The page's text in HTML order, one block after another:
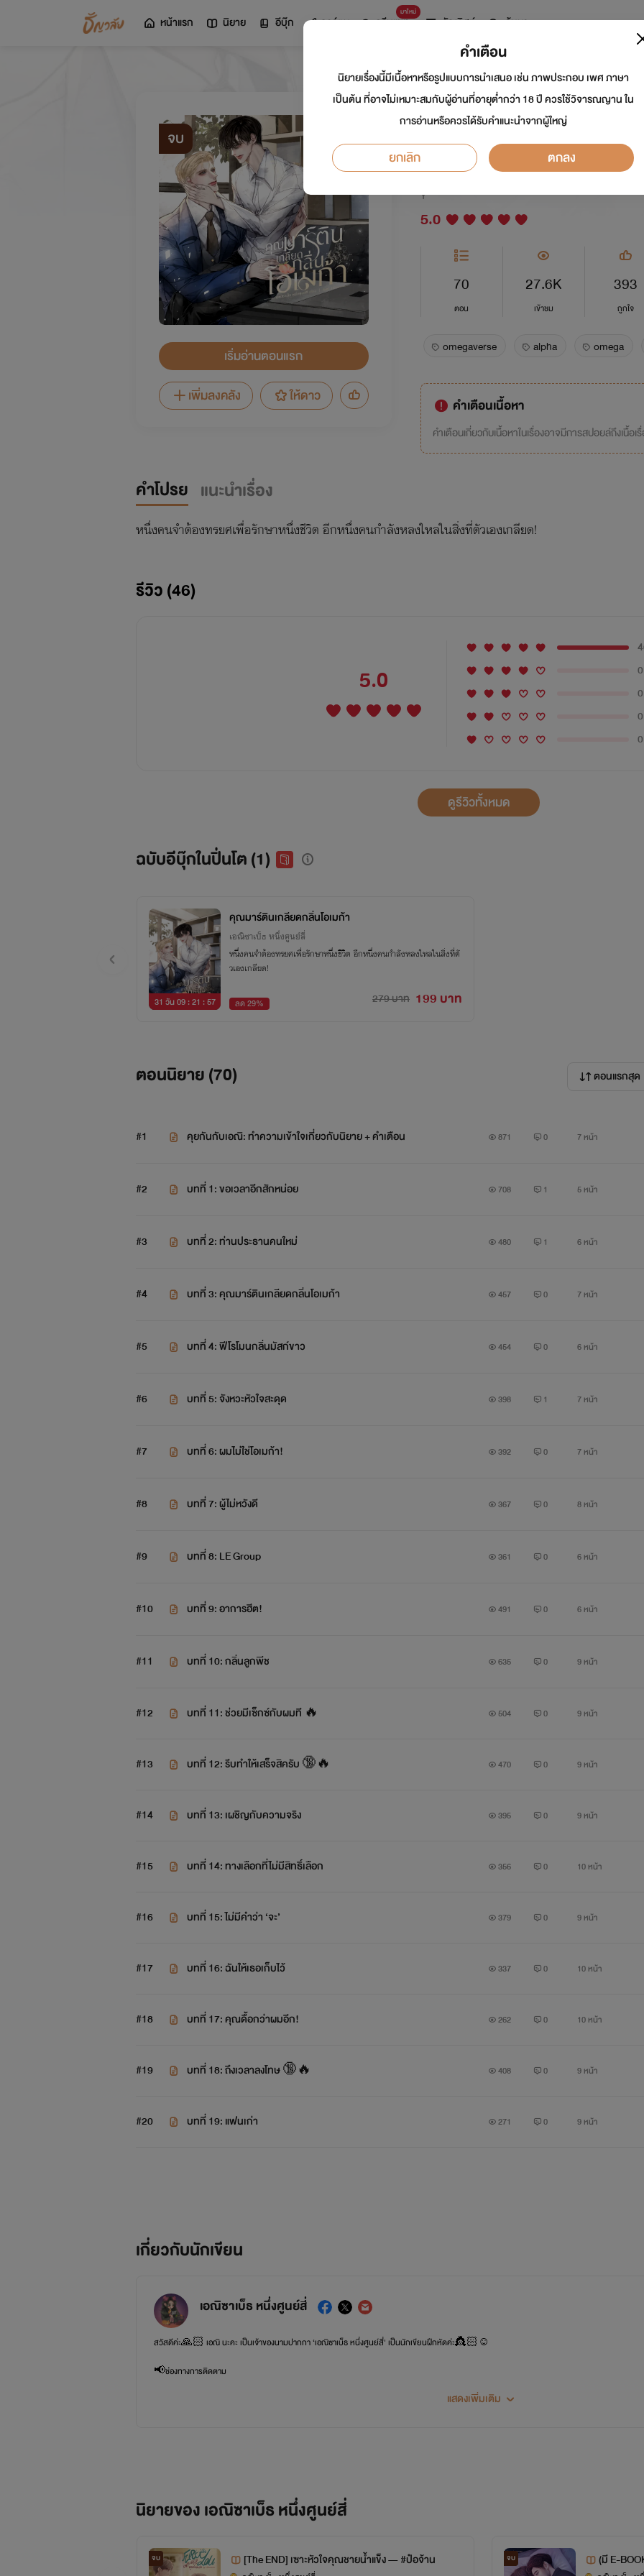
หน้าแรก นิยาย อีบุ๊ก การ์ตูน
มาใหม่
ดรีมแชท ธัญลิสต์ ค้นหา
จบ
เริ่มอ่านตอนแรก
เพิ่มลงคลัง
ให้ดาว
คุณมาร์ตินเกลียดก
(Omegaverse)
นักเขียน:เอณิซาเบ็ธ หนึ่งศูนย์สี่ นักวาด: Joel
Y
5.0
70
ตอน
27.6K
เข้าชม
393
ถูกใจ
omegaverse alpha omega
คำเตือนเนื้อหา
คำเตือนเกี่ยวกับเนื้อหาในเรื่องอาจมีการสปอยล์ถึงเนื้อเ
คำโปรย แนะนำเรื่อง
หนึ่งคนจำต้องทรยศเพื่อรักษาหนึ่งชีวิต อีกหนึ่งคนกำลังหลงใหลในสิ่งที่ตัวเองเกลียด!
รีวิว (46)
5.0
0
0
0
0
ดูรีวิวทั้งหมด
ฉบับอีบุ๊กในปิ่นโต (1)
31 วัน 09 : 21 : 56
คุณมาร์ตินเกลียดกลิ่นโอเมก้า
เอณิซาเบ็ธ หนึ่งศูนย์สี่
หนึ่งคนจำต้องทรยศเพื่อรักษาหนึ่งชีวิต อีกหนึ่งคนกำลังหลงใหลในสิ่งที่ตั
วเองเกลียด!
ลด 29% 279 บาท 199 บาท
ตอนนิยาย (70) ตอนแรกสุด
#1 คุยกันกับเอณิ: ทำความเข้าใจเกี่ยวกับนิยาย + คำเตือน 871 0 7 หน้า
#2 บทที่ 1: ขอเวลาอีกสักหน่อย 708 1 5 หน้า
#3 บทที่ 2: ท่านประธานคนใหม่ 480 1 6 หน้า
#4 บทที่ 3: คุณมาร์ตินเกลียดกลิ่นโอเมก้า 457 0 7 หน้า
#5 บทที่ 4: ฟีโรโมนกลิ่นมัสก์ขาว 454 0 6 หน้า
#6 บทที่ 5: จังหวะหัวใจสะดุด 398 1 7 หน้า
#7 บทที่ 6: ผมไม่ใช่โอเมก้า! 392 0 7 หน้า
#8 บทที่ 7: ผู้ไม่หวังดี 367 0 8 หน้า
#9 บทที่ 8: LE Group 361 0 6 หน้า
#10 บทที่ 9: อาการฮีต! 491 0 6 หน้า
#11 บทที่ 10: กลิ่นลูกพีช 635 0 9 หน้า
#12 บทที่ 11: ช่วยมีเซ็กซ์กับผมที 🔥 504 0 9 หน้า
#13 บทที่ 12: รีบทำให้เสร็จสิครับ 🔞🔥 470 0 9 หน้า
#14 บทที่ 13: เผชิญกับความจริง 395 0 9 หน้า
#15 บทที่ 14: ทางเลือกที่ไม่มีสิทธิ์เลือก 356 0 10 หน้า
#16 บทที่ 15: ไม่มีคำว่า ‘จะ’ 379 0 9 หน้า
#17 บทที่ 16: ฉันให้เธอเก็บไว้ 337 0 10 หน้า
#18 บทที่ 17: คุณดื้อกว่าผมอีก! 262 0 10 หน้า
#19 บทที่ 18: ถึงเวลาลงโทษ 🔞🔥 408 0 9 หน้า
#20 บทที่ 19: แฟนเก่า 271 0 9 หน้า
เกี่ยวกับนักเขียน
เอณิซาเบ็ธ หนึ่งศูนย์สี่
สวัสดีค่ะ🙏🏻 เอณิ นะคะ เป็นเจ้าของนามปากกา ‘เอณิซาเบ็ธ หนึ่งศูนย์สี่' เป็นนักเขียนฝึกหัดค่ะ👸🏻☺️
📢ช่องทางการติดตาม
แสดงเพิ่มเติม
นิยายของ เอณิซาเบ็ธ หนึ่งศูนย์สี่
จบ [The END] เซาะหัวใจคุณชายน้ำแข็ง — #ป๋อจ้าน จบ
(มี E-
คำเตือน
นิยายเรื่องนี้มีเนื้อหาหรือรูปแบบการนำเสนอ เช่น ภาพประกอบ เพศ ภาษา
เป็นต้น ที่อาจไม่เหมาะสมกับผู้อ่านที่อายุต่ำกว่า 18 ปี ควรใช้วิจารณญาน ใน
การอ่านหรือควรได้รับคำแนะนำจากผู้ใหญ่
ยกเลิก ตกลง